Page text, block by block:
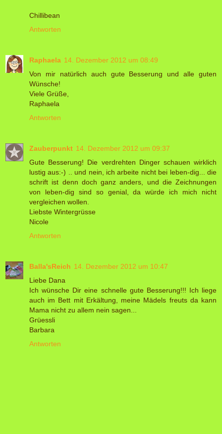
Chillibean
Antworten
Raphaela 14. Dezember 2012 um 08:49
Von mir natürlich auch gute Besserung und alle guten
Wünsche!
Viele Grüße,
Raphaela
Antworten
Zauberpunkt 14. Dezember 2012 um 09:37
Gute Besserung! Die verdrehten Dinger schauen wirklich
lustig aus:-) .. und nein, ich arbeite nicht bei leben-dig... die
schrift ist denn doch ganz anders, und die Zeichnungen
von leben-dig sind so genial, da würde ich mich nicht
vergleichen wollen.
Liebste Wintergrüsse
Nicole
Antworten
Balla'sReich 14. Dezember 2012 um 10:47
Liebe Dana
Ich wünsche Dir eine schnelle gute Besserung!!! Ich liege
auch im Bett mit Erkältung, meine Mädels freuts da kann
Mama nicht zu allem nein sagen...
Grüessli
Barbara
Antworten